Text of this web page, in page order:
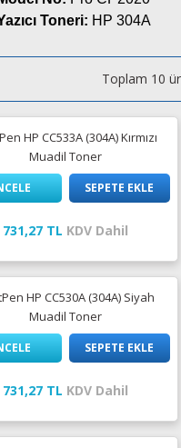
Toneri: HP 304A
Toplam 10
HP CC533A (304A) Kırmızı
Muadil Toner
SEPETE EKLE
731,27 TL KDV Dahil
HP CC530A (304A) Siyah
Muadil Toner
SEPETE EKLE
731,27 TL KDV Dahil